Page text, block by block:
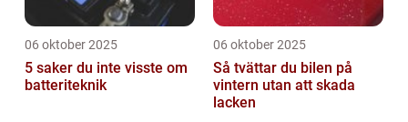
06 oktober 2025
5 saker du inte visste om
batteriteknik
06 oktober 2025
Så tvättar du bilen på
vintern utan att skada
lacken